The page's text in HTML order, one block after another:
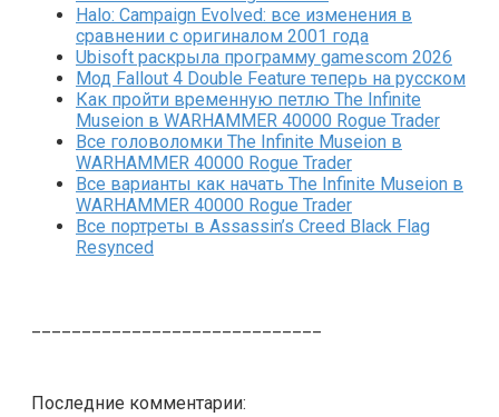
Halo: Campaign Evolved: все изменения в
сравнении с оригиналом 2001 года
Ubisoft раскрыла программу gamescom 2026
Мод Fallout 4 Double Feature теперь на русском
Как пройти временную петлю The Infinite
Museion в WARHAMMER 40000 Rogue Trader
Все головоломки The Infinite Museion в
WARHAMMER 40000 Rogue Trader
Все варианты как начать The Infinite Museion в
WARHAMMER 40000 Rogue Trader
Все портреты в Assassin’s Creed Black Flag
Resynced
Последние комментарии: